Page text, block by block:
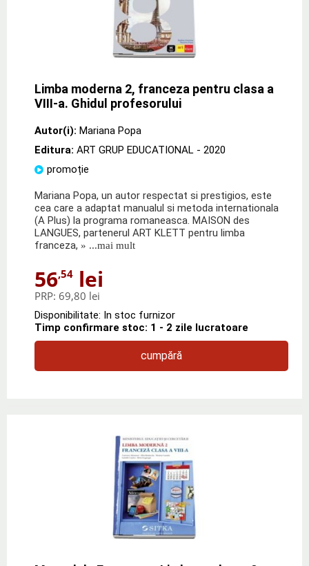
Limba moderna 2, franceza pentru clasa a
VIII-a. Ghidul profesorului
Autor(i): Mariana Popa
Editura: ART GRUP EDUCATIONAL - 2020
promoție
Mariana Popa, un autor respectat si prestigios, este
cea care a adaptat manualul si metoda internationala
(A Plus) la programa romaneasca. MAISON des
LANGUES, partenerul ART KLETT pentru limba
franceza, » ...mai mult
56,54 lei
PRP: 69,80 lei
Disponibilitate: In stoc furnizor
Timp confirmare stoc: 1 - 2 zile lucratoare
cumpără